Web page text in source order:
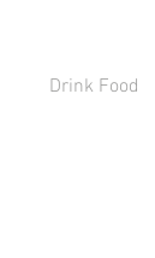
Drink Food